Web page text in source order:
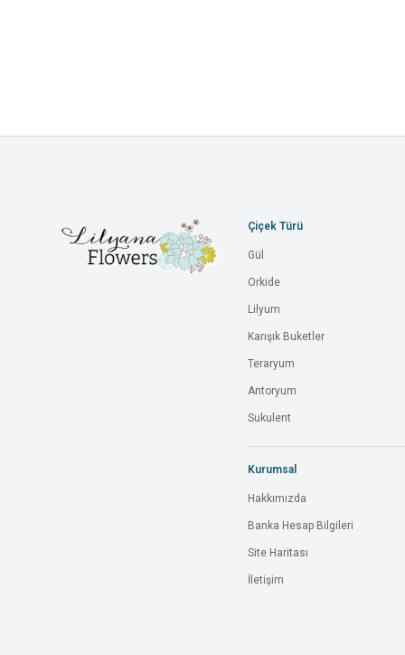
Çiçek Türü
Gül
Orkide
Lilyum
Karışık Buketler
Teraryum
Antoryum
Sukulent
Kurumsal
Hakkımızda
Banka Hesap Bilgileri
Site Haritası
İletişim